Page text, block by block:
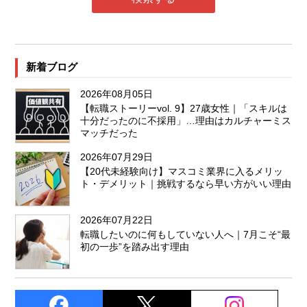
新着ブログ
2026年08月05日
【転職ストーリーvol. 9】27歳女性｜「スキルは
十分だったのに不採用」…理由はカルチャーミス
マッチだった
2026年07月29日
【20代未経験向け】マスコミ業界に入るメリッ
ト・デメリット｜挑戦するなら早い方がいい理由
2026年07月22日
転職したいのに何もしていない人へ｜7月こそ“最
初の一歩”を踏み出す理由